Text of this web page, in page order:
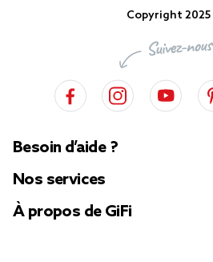
Copyright 2025
Besoin d’aide ?
Nos services
À propos de GiFi